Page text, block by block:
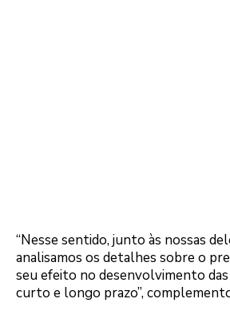
“Nesse sentido, junto às nossas
analisamos os detalhes sobre o
seu efeito no desenvolvimento das
curto e longo prazo”,